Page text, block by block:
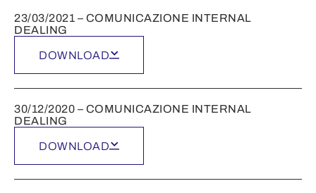
23/03/2021 – COMUNICAZIONE INTERNAL
DEALING
DOWNLOAD
30/12/2020 – COMUNICAZIONE INTERNAL
DEALING
DOWNLOAD